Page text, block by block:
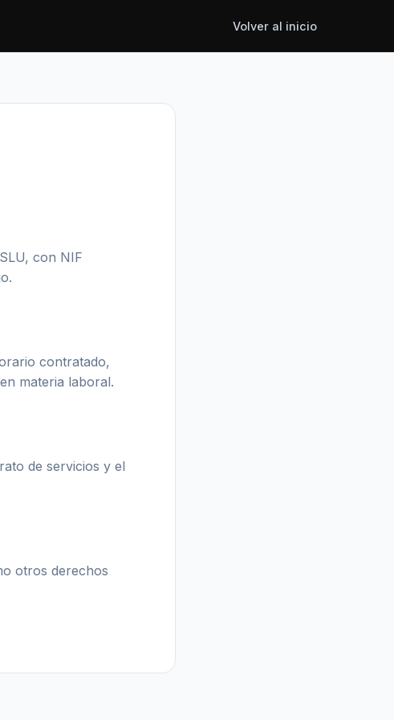
Volver al inicio
con NIF
contratado,
materia laboral.
de servicios y el
otros derechos